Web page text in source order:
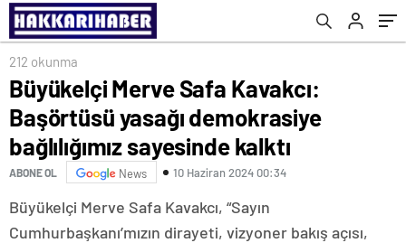
kalktı
212 okunma
Büyükelçi Merve Safa Kavakcı:
Başörtüsü yasağı demokrasiye
bağlılığımız sayesinde kalktı
ABONE OL News 10 Haziran 2024 00:34
Büyükelçi Merve Safa Kavakcı, “Sayın
Cumhurbaşkanı’mızın dirayeti, vizyoner bakış açısı,